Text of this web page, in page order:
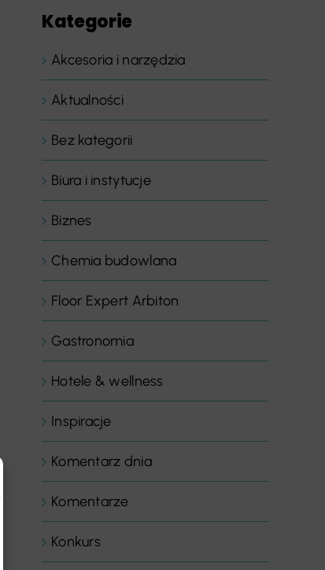
Kategorie
Akcesoria i narzędzia
Aktualności
Bez kategorii
Biura i instytucje
Biznes
Chemia budowlana
Floor Expert Arbiton
Gastronomia
Hotele & wellness
Inspiracje
Komentarz dnia
Komentarze
Konkurs